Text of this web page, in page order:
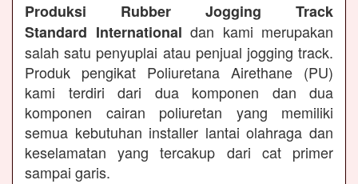
Produksi Rubber Jogging Track
Standard International dan kami merupakan
salah satu penyuplai atau penjual jogging track.
Produk pengikat Poliuretana Airethane (PU)
kami terdiri dari dua komponen dan dua
komponen cairan poliuretan yang memiliki
semua kebutuhan installer lantai olahraga dan
keselamatan yang tercakup dari cat primer
sampai garis.